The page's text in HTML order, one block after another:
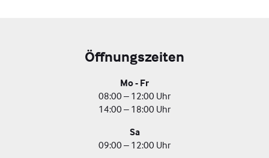
Öffnungszeiten
Mo - Fr
08:00 – 12:00 Uhr
14:00 – 18:00 Uhr
Sa
09:00 – 12:00 Uhr